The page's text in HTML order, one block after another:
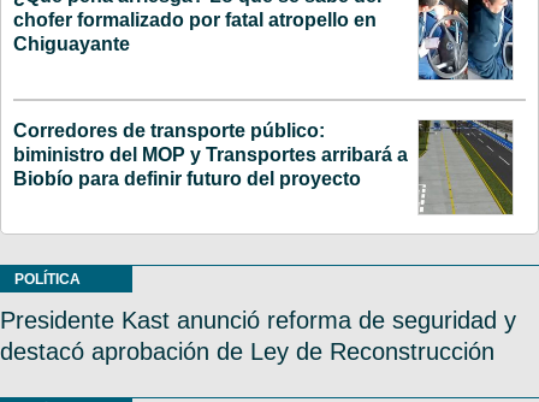
chofer formalizado por fatal atropello en
Chiguayante
Corredores de transporte público:
biministro del MOP y Transportes arribará a
Biobío para definir futuro del proyecto
POLÍTICA
Presidente Kast anunció reforma de seguridad y
destacó aprobación de Ley de Reconstrucción